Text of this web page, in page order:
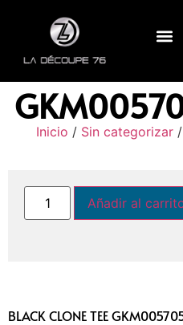
Inicio / Sin categorizar
Añadir al
BLACK CLONE TEE